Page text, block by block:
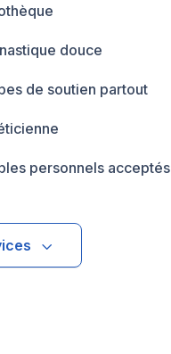
douce
de soutien partout
personnels acceptés